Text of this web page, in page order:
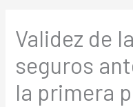
Validez de
seguros
la primera
r
a